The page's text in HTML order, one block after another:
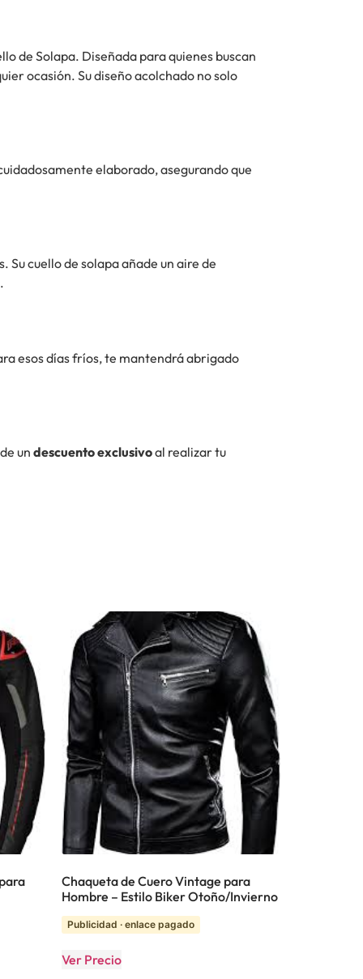
de Solapa. Diseñada para quienes buscan
ocasión. Su diseño acolchado no solo
elaborado, asegurando que
cuello de solapa añade un aire de
esos días fríos, te mantendrá abrigado
un descuento exclusivoal realizar tu
Chaqueta de Cuero Vintage para
Hombre – Estilo Biker Otoño/Invierno
Publicidad · enlace pagado
Ver Precio